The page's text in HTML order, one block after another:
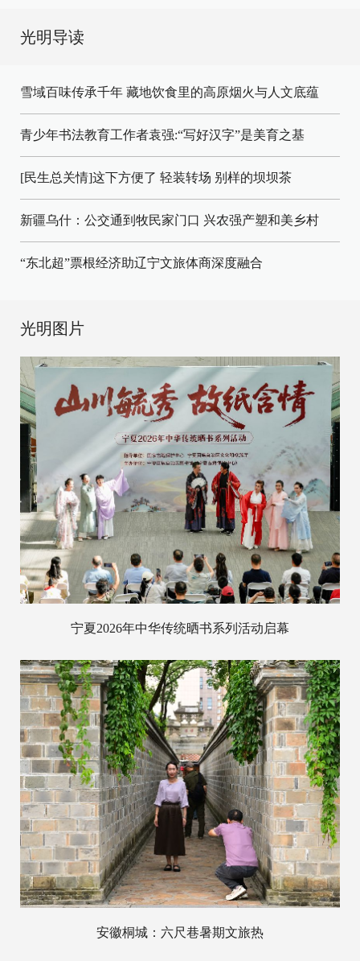
光明导读
雪域百味传承千年 藏地饮食里的高原烟火与人文底蕴
青少年书法教育工作者袁强:“写好汉字”是美育之基
[民生总关情]这下方便了 轻装转场 别样的坝坝茶
新疆乌什：公交通到牧民家门口 兴农强产塑和美乡村
“东北超”票根经济助辽宁文旅体商深度融合
光明图片
宁夏2026年中华传统晒书系列活动启幕
安徽桐城：六尺巷暑期文旅热